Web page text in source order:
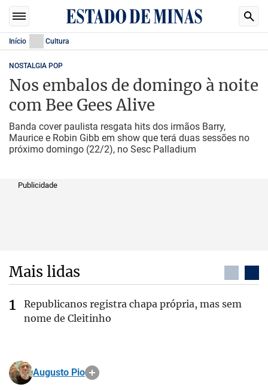
Início Cultura
NOSTALGIA POP
Nos embalos de domingo à noite
com Bee Gees Alive
Banda cover paulista resgata hits dos irmãos Barry,
Maurice e Robin Gibb em show que terá duas sessões no
próximo domingo (22/2), no Sesc Palladium
Publicidade
Mais lidas
Republicanos registra chapa própria, mas sem
nome de Cleitinho
Augusto Pio